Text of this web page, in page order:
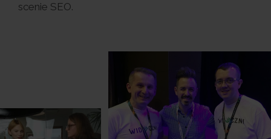
scenie SEO.